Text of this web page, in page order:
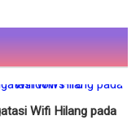
Wifi Hilang pada